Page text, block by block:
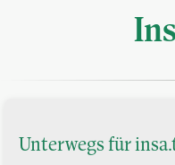
Unterwegs für